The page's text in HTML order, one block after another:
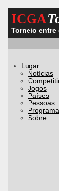
ICGA
Torneio entre
Lugar
Notícias
Jogos
Países
Pessoas
Sobre